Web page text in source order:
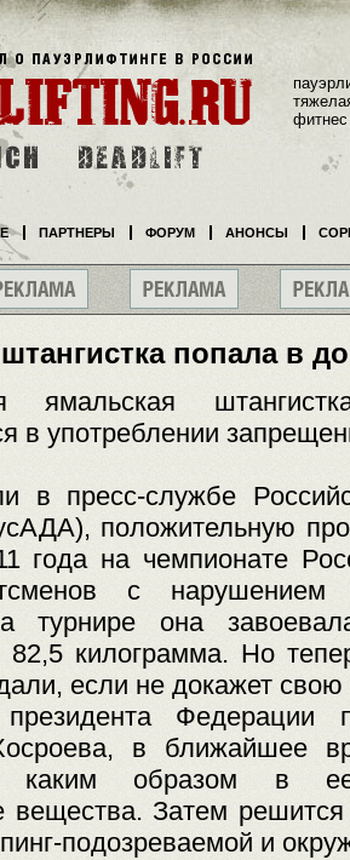
попала в
ямальская
в употреблении
в пресс-службе
положительную
года на чемпионате
с нарушением
турнире она
82,5 килограмма. Но
если не докажет свою
Федерации
в ближайшее
каким образом в
вещества. Затем
подозреваемой и
фитнес
ПАРТНЕРЫ ФОРУМ АНОНСЫ